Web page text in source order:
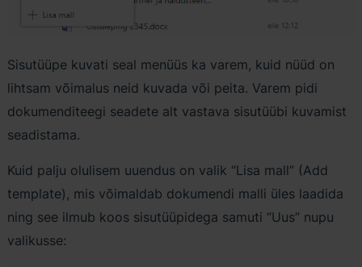
Sisutüüpe kuvati seal menüüs ka varem, kuid nüüd on
lihtsam võimalus neid kuvada või peita. Varem pidi
dokumenditeegi seadete alt vastava sisutüübi kuvamist
seadistama.
Kuid palju olulisem uuendus on valik “Lisa mall” (Add
template), mis võimaldab dokumendi malli üles laadida
ning see ilmub koos sisutüüpidega samuti “Uus” nupu
valikusse: